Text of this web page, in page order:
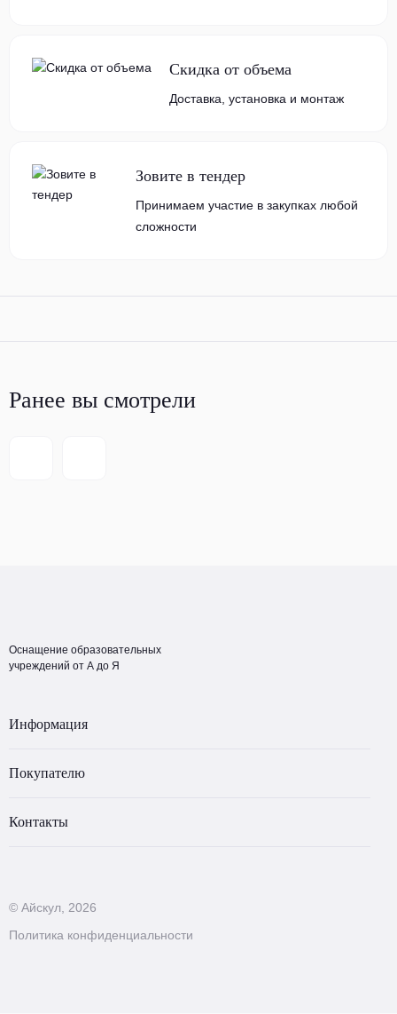
Скидка от объема
Доставка, установка и монтаж
Зовите в тендер
Принимаем участие в закупках любой
сложности
Ранее вы смотрели
Оснащение образовательных
учреждений от А до Я
Информация
Покупателю
Контакты
© Айскул, 2026
Политика конфиденциальности